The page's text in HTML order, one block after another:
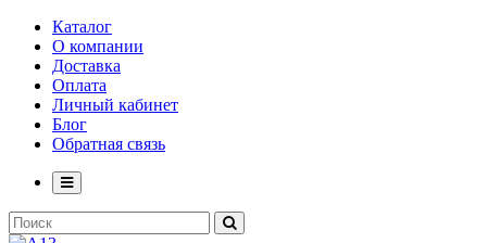
Каталог
О компании
Доставка
Оплата
Личный кабинет
Блог
Обратная связь